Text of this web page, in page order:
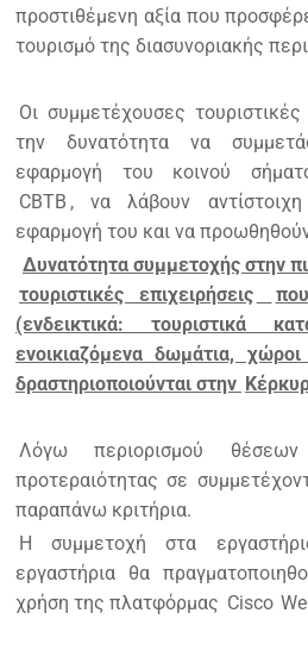
προστιθέμενη αξία που
τουρισμό της διασυνοριακής
Οι συμμετέχουσες
την δυνατότητα να
εφαρμογή του κοινού
CBTB , να λάβουν
εφαρμογή του και να
Δυνατότητα συμμετοχής στην
τουριστικές επιχειρήσεις
(ενδεικτικά: τουριστικά
ενοικιαζόμενα δωμάτια,
δραστηριοποιούνται στην
Λόγω περιορισμού
προτεραιότητας σε
παραπάνω κριτήρια.
Η συμμετοχή στα
εργαστήρια θα
χρήση της πλατφόρμας Cisco